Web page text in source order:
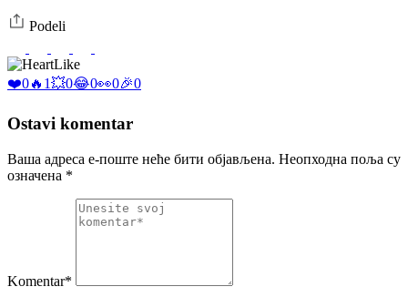
Podeli
Like
❤️0🔥 1💥0😂0👀0🎉0
Ostavi komentar
Ваша адреса е-поште неће бити објављена. Неопходна поља су
означена *
Komentar*